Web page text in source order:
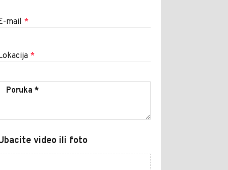
mail *
*
video ili foto